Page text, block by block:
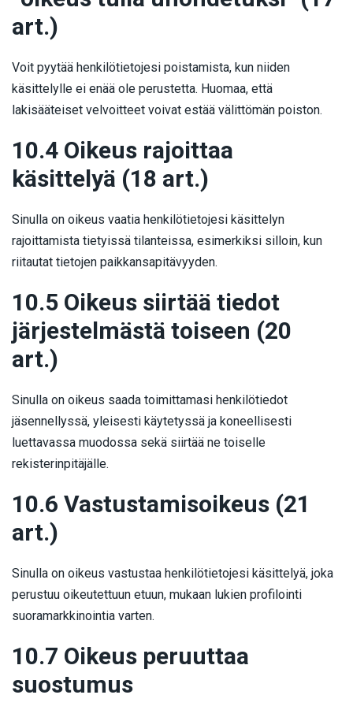
art.)
Voit pyytää henkilötietojesi poistamista, kun niiden
käsittelylle ei enää ole perustetta. Huomaa, että
lakisääteiset velvoitteet voivat estää välittömän poiston.
10.4 Oikeus rajoittaa
käsittelyä (18 art.)
Sinulla on oikeus vaatia henkilötietojesi käsittelyn
rajoittamista tietyissä tilanteissa, esimerkiksi silloin, kun
riitautat tietojen paikkansapitävyyden.
10.5 Oikeus siirtää tiedot
järjestelmästä toiseen (20
art.)
Sinulla on oikeus saada toimittamasi henkilötiedot
jäsennellyssä, yleisesti käytetyssä ja koneellisesti
luettavassa muodossa sekä siirtää ne toiselle
rekisterinpitäjälle.
10.6 Vastustamisoikeus (21
art.)
Sinulla on oikeus vastustaa henkilötietojesi käsittelyä, joka
perustuu oikeutettuun etuun, mukaan lukien profilointi
suoramarkkinointia varten.
10.7 Oikeus peruuttaa
suostumus